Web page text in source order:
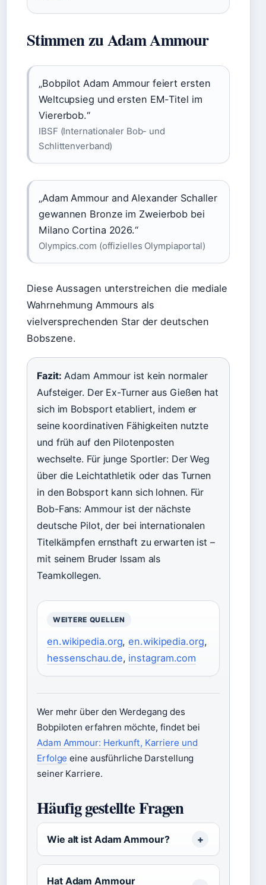
Stimmen zu Adam Ammour
„Bobpilot Adam Ammour feiert ersten
Weltcupsieg und ersten EM-Titel im
Viererbob.“
IBSF (Internationaler Bob- und
Schlittenverband)
„Adam Ammour and Alexander Schaller
gewannen Bronze im Zweierbob bei
Milano Cortina 2026.“
Olympics.com (offizielles Olympiaportal)
Diese Aussagen unterstreichen die mediale
Wahrnehmung Ammours als
vielversprechenden Star der deutschen
Bobszene.
Fazit: Adam Ammour ist kein normaler
Aufsteiger. Der Ex-Turner aus Gießen hat
sich im Bobsport etabliert, indem er
seine koordinativen Fähigkeiten nutzte
und früh auf den Pilotenposten
wechselte. Für junge Sportler: Der Weg
über die Leichtathletik oder das Turnen
in den Bobsport kann sich lohnen. Für
Bob-Fans: Ammour ist der nächste
deutsche Pilot, der bei internationalen
Titelkämpfen ernsthaft zu erwarten ist –
mit seinem Bruder Issam als
Teamkollegen.
WEITERE QUELLEN
en.wikipedia.org,en.wikipedia.org,
hessenschau.de, instagram.com
Wer mehr über den Werdegang des
Bobpiloten erfahren möchte, findet bei
Adam Ammour: Herkunft, Karriere und
Erfolge eine ausführliche Darstellung
seiner Karriere.
Häufig gestellte Fragen
Wie alt ist Adam Ammour?
Hat Adam Ammour